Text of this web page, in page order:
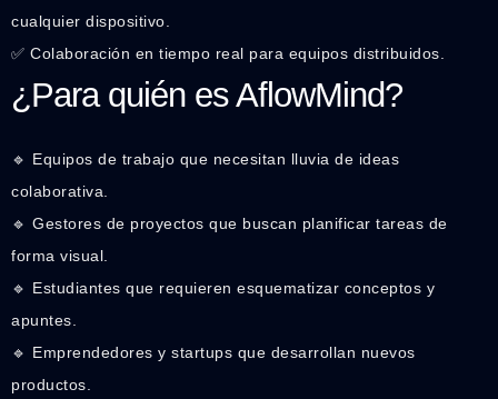
cualquier dispositivo.
✅ Colaboración en tiempo real para equipos distribuidos.
¿Para quién es AflowMind?
🔹 Equipos de trabajo que necesitan lluvia de ideas
colaborativa.
🔹 Gestores de proyectos que buscan planificar tareas de
forma visual.
🔹 Estudiantes que requieren esquematizar conceptos y
apuntes.
🔹 Emprendedores y startups que desarrollan nuevos
productos.